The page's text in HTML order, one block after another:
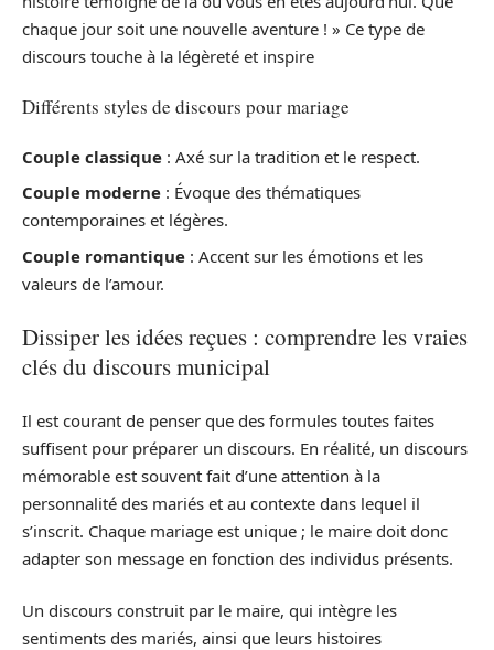
chaque jour soit une nouvelle aventure ! » Ce type de
discours touche à la légèreté et inspire
Différents styles de discours pour mariage
Couple classique : Axé sur la tradition et le respect.
Couple moderne : Évoque des thématiques
contemporaines et légères.
Couple romantique : Accent sur les émotions et les
valeurs de l’amour.
Dissiper les idées reçues : comprendre les vraies
clés du discours municipal
Il est courant de penser que des formules toutes faites
suffisent pour préparer un discours. En réalité, un discours
mémorable est souvent fait d’une attention à la
personnalité des mariés et au contexte dans lequel il
s’inscrit. Chaque mariage est unique ; le maire doit donc
adapter son message en fonction des individus présents.
Un discours construit par le maire, qui intègre les
sentiments des mariés, ainsi que leurs histoires